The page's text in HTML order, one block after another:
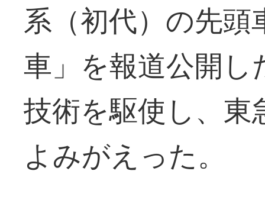
系（初代）の先
車」を報道公開し
技術を駆使し、
よみがえった。